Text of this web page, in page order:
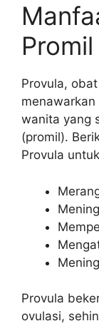
Promil
Provula,
wanita yang
(promil).
Provula
Provula
ovulasi,